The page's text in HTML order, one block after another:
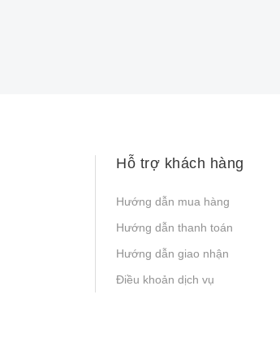
Hỗ trợ khách hàng
Hướng dẫn mua hàng
Hướng dẫn thanh toán
Hướng dẫn giao nhận
Điều khoản dịch vụ